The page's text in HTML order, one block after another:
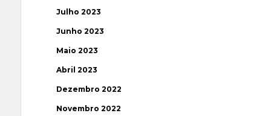
Julho 2023
Junho 2023
Maio 2023
Abril 2023
Dezembro 2022
Novembro 2022